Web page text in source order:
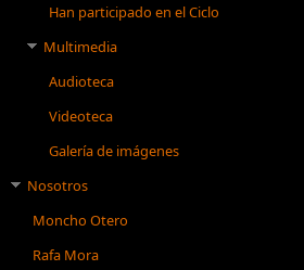
Han participado en el Ciclo
Multimedia
Audioteca
Videoteca
Galería de imágenes
Nosotros
Moncho Otero
Rafa Mora